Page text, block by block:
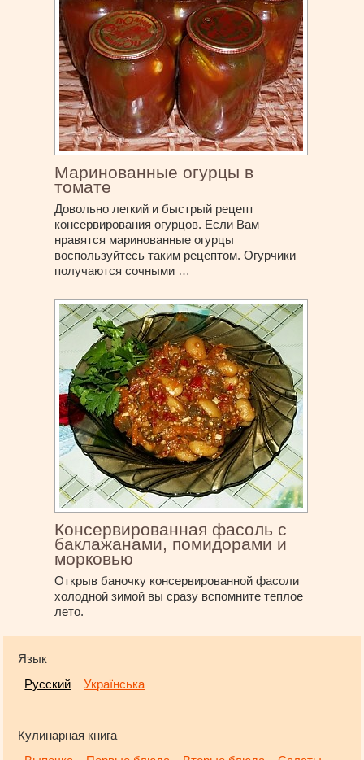
Маринованные огурцы в
томате
Довольно легкий и быстрый рецепт
консервирования огурцов. Если Вам
нравятся маринованные огурцы
воспользуйтесь таким рецептом. Огурчики
получаются сочными …
Консервированная фасоль с
баклажанами, помидорами и
морковью
Открыв баночку консервированной фасоли
холодной зимой вы сразу вспомните теплое
лето.
Язык
Русский
Українська
Кулинарная книга